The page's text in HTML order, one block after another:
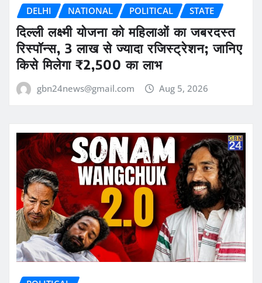
DELHI NATIONAL POLITICAL STATE
दिल्ली लक्ष्मी योजना को महिलाओं का जबरदस्त
रिस्पॉन्स, 3 लाख से ज्यादा रजिस्ट्रेशन; जानिए
किसे मिलेगा ₹2,500 का लाभ
gbn24news@gmail.com Aug 5, 2026